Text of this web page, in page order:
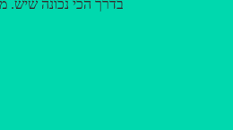
בדרך הכי נכונה שיש.